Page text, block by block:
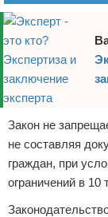
Закон не
не составляя
граждан, при
ограничений в 10